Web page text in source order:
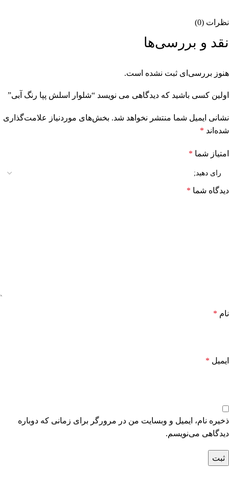
نظرات (0)
نقد و بررسی‌ها
هنوز بررسی‌ای ثبت نشده است.
اولین کسی باشید که دیدگاهی می نویسد “شلوار اسلش پپا رنگ آبی”
نشانی ایمیل شما منتشر نخواهد شد. بخش‌های موردنیاز علامت‌گذاری
شده‌اند *
امتیاز شما *
دیدگاه شما *
نام *
ایمیل *
ذخیره نام، ایمیل و وبسایت من در مرورگر برای زمانی که دوباره
دیدگاهی می‌نویسم.